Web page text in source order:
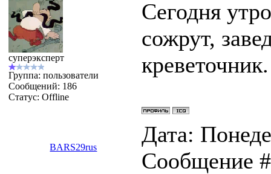
суперэксперт
Группа: пользователи
Сообщений: 186
Статус: Offline
Сегодня
сожрут,
BARS29rus
Дата:
Сообщение